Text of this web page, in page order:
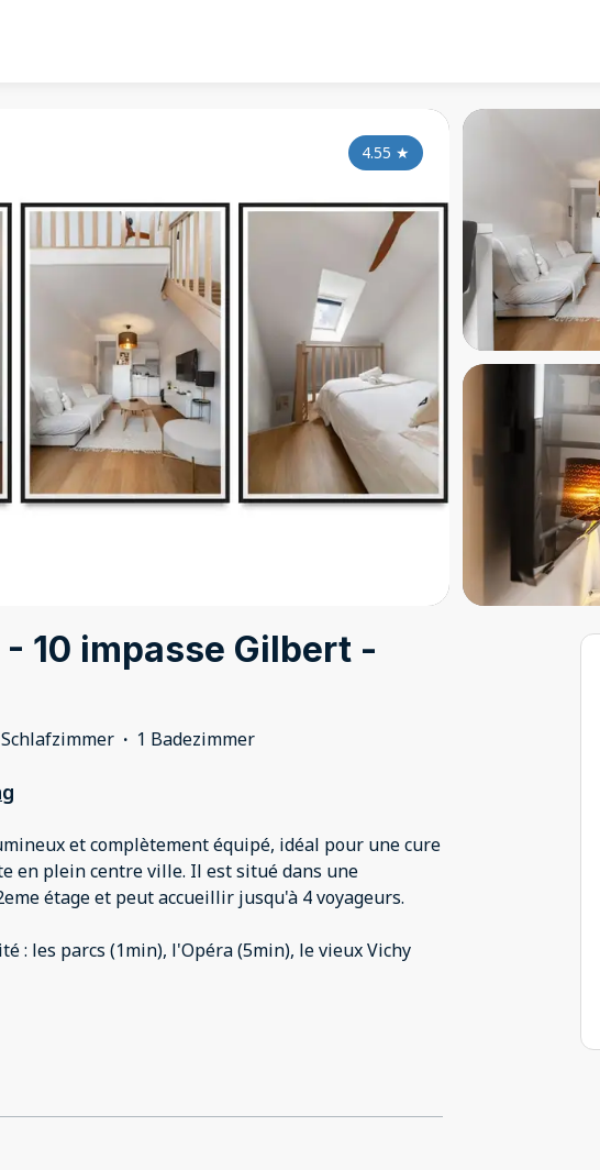
4.55 ★
10 impasse Gilbert -
Schlafzimmer · 1 Badezimmer
et complètement équipé, idéal pour une cure
en plein centre ville. Il est situé dans une
étage et peut accueillir jusqu'à 4 voyageurs.
: les parcs (1min), l'Opéra (5min), le vieux Vichy